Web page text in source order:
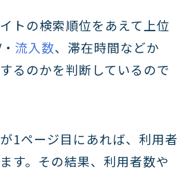
トの検索順位をあえて上位
流入数、滞在時間などか
るのかを判断しているので
1ページ目にあれば、利用者
す。その結果、利用者数や